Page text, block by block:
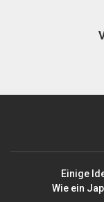
Einige
Wie ein